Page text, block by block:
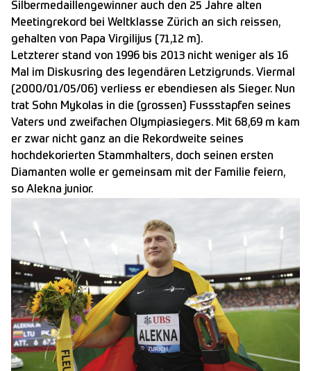
Silbermedaillengewinner auch den 25 Jahre alten
Meetingrekord bei Weltklasse Zürich an sich reissen,
gehalten von Papa Virgilijus (71,12 m).
Letzterer stand von 1996 bis 2013 nicht weniger als 16
Mal im Diskusring des legendären Letzigrunds. Viermal
(2000/01/05/06) verliess er ebendiesen als Sieger. Nun
trat Sohn Mykolas in die (grossen) Fussstapfen seines
Vaters und zweifachen Olympiasiegers. Mit 68,69 m kam
er zwar nicht ganz an die Rekordweite seines
hochdekorierten Stammhalters, doch seinen ersten
Diamanten wolle er gemeinsam mit der Familie feiern,
so Alekna junior.